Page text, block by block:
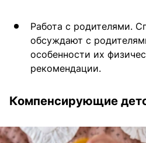
Работа с родителями.
обсуждают с
особенности их
рекомендации.
Компенсирующие